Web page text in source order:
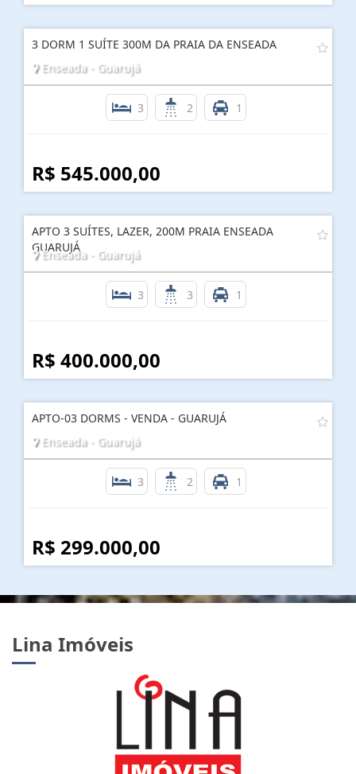
3 DORM 1 SUÍTE 300M DA PRAIA DA ENSEADA
Enseada - Guarujá
3 2 1
R$ 545.000,00
APTO 3 SUÍTES, LAZER, 200M PRAIA ENSEADA
GUARUJÁ
Enseada - Guarujá
3 3 1
R$ 400.000,00
APTO-03 DORMS - VENDA - GUARUJÁ
Enseada - Guarujá
3 2 1
R$ 299.000,00
Lina Imóveis